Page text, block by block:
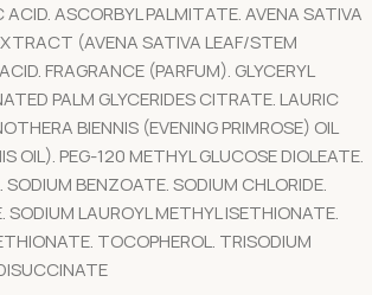
ACID. ASCORBYL PALMITATE. AVENA SATIVA
(AVENA SATIVA LEAF/STEM
FRAGRANCE (PARFUM). GLYCERYL
PALM GLYCERIDES CITRATE. LAURIC
BIENNIS (EVENING PRIMROSE) OIL
OIL). PEG-120 METHYL GLUCOSE DIOLEATE.
SODIUM BENZOATE. SODIUM CHLORIDE.
SODIUM LAUROYL METHYL ISETHIONATE.
TOCOPHEROL. TRISODIUM